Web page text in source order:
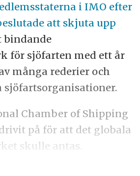
i IMO efter
att skjuta upp
bindande
för sjöfarten med ett år
många rederier och
Chamber of Shipping
på för att det globala
skulle antas.